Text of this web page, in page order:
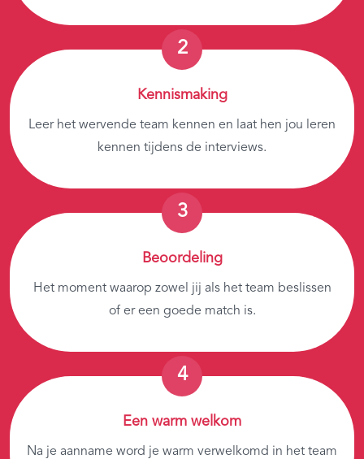
Kennismaking
Leer het wervende team kennen en laat hen jou leren
kennen tijdens de interviews.
Beoordeling
Het moment waarop zowel jij als het team beslissen
of er een goede match is.
Een warm welkom
Na je aanname word je warm verwelkomd in het team